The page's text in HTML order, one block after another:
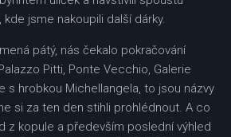
jsme nakoupili další dárky.
pátý, nás čekalo pokračování
Pitti, Ponte Vecchio, Galerie
s hrobkou Michellangela, to jsou názvy
si za ten den stihli prohlédnout. A co
z kopule a především poslední výhled